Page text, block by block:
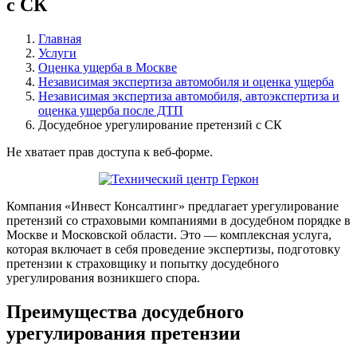
с СК
Главная
Услуги
Оценка ущерба в Москве
Независимая экспертиза автомобиля и оценка ущерба
Независимая экспертиза автомобиля, автоэкспертиза и
оценка ущерба после ДТП
Досудебное урегулирование претензий с СК
Не хватает прав доступа к веб-форме.
Компания «Инвест Консалтинг» предлагает урегулирование
претензий со страховыми компаниями в досудебном порядке в
Москве и Московской области. Это — комплексная услуга,
которая включает в себя проведение экспертизы, подготовку
претензии к страховщику и попытку досудебного
урегулирования возникшего спора.
Преимущества досудебного
урегулирования претензии